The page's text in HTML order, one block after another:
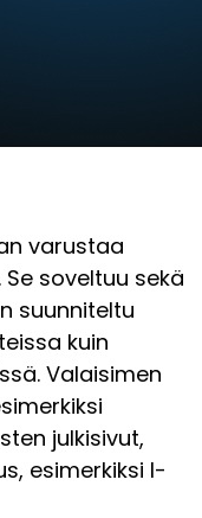
varustaa
soveltuu sekä
suunniteltu
kuin
Valaisimen
julkisivut,
esimerkiksi I-